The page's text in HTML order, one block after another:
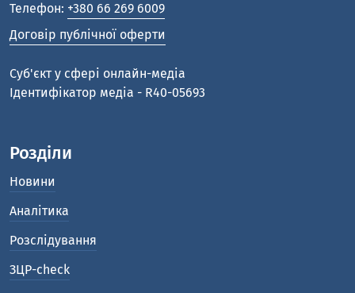
Телефон: +380 66 269 6009
Договір публічної оферти
Cуб'єкт у сфері онлайн-медіа
Ідентифікатор медіа - R40-05693
Розділи
Новини
Аналітика
Розслідування
ЗЦР-check